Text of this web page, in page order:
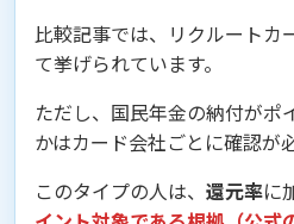
比較記事では、リクルートカ
て挙げられています。
ただし、国民年金の納付がポ
かはカード会社ごとに確認が
このタイプの人は、 還元率に